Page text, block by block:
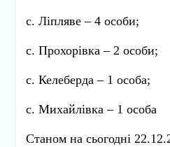
с. Ліпляве – 4 особи;
с. Прохорівка – 2 особи;
с. Келеберда – 1 особа;
с. Михайлівка – 1 особа
Станом на сьогодні